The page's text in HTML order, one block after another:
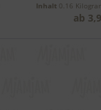
Inhalt 0.16
ab